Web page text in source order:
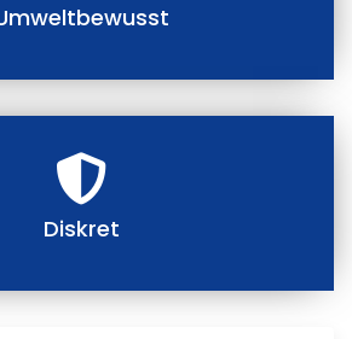
Diskret